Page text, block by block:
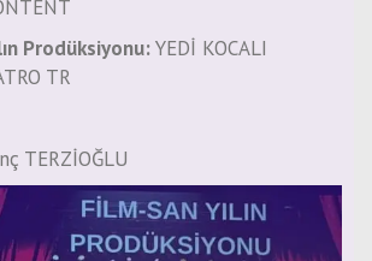
Prodüksiyonu:YEDİ KOCALI
TR
TERZİOĞLU